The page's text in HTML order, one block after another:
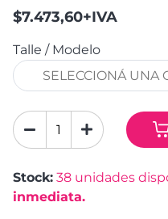
$7.473,60+IVA
Talle / Modelo
Stock: 38 unidades
inmediata.